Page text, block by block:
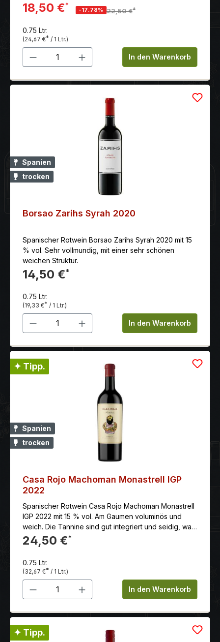
18,50 €*
-17.78% 22,50 €*
0.75 Ltr.
(24,67 €* / 1 Ltr.)
Produkt Anzahl: Gib denIn den Warenkorb
Spanien
trocken
Borsao Zarihs Syrah 2020
Spanischer Rotwein Borsao Zarihs Syrah 2020 mit 15
% vol. Sehr vollmundig, mit einer sehr schönen
weichen Struktur.
14,50 €*
0.75 Ltr.
(19,33 €* / 1 Ltr.)
Produkt Anzahl: Gib denIn den Warenkorb
✦ Tipp.
Spanien
trocken
Casa Rojo Machoman Monastrell IGP
2022
Spanischer Rotwein Casa Rojo Machoman Monastrell
IGP 2022 mit 15 % vol. Am Gaumen voluminös und
weich. Die Tannine sind gut integriert und seidig, was
den Wein trotz seiner Kraft sehr trinkig macht.
24,50 €*
0.75 Ltr.
(32,67 €* / 1 Ltr.)
Produkt Anzahl: Gib denIn den Warenkorb
✦ Tipp.